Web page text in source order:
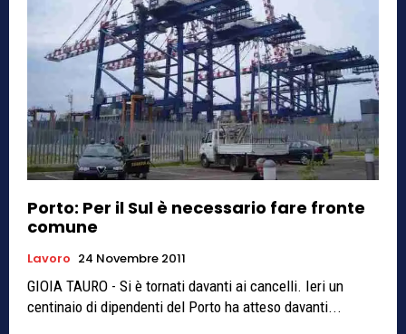
Porto: Per il Sul è necessario fare fronte
comune
Lavoro 24 Novembre 2011
GIOIA TAURO - Si è tornati davanti ai cancelli. Ieri un
centinaio di dipendenti del Porto ha atteso davanti...